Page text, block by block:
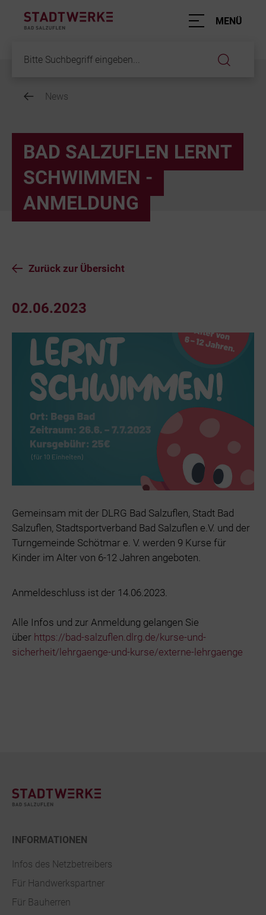
Hauptnavigation
MENÜ
News
BAD SALZUFLEN LERNT
SCHWIMMEN -
ANMELDUNG
Zurück zur Übersicht
02.06.2023
Gemeinsam mit der DLRG Bad Salzuflen, Stadt Bad
Salzuflen, Stadtsportverband Bad Salzuflen e.V. und der
Turngemeinde Schötmar e. V. werden 9 Kurse für
Kinder im Alter von 6-12 Jahren angeboten.
Anmeldeschluss ist der 14.06.2023.
Alle Infos und zur Anmeldung gelangen Sie
über https://bad-salzuflen.dlrg.de/kurse-und-
sicherheit/lehrgaenge-und-kurse/externe-lehrgaenge
INFORMATIONEN
Infos des Netzbetreibers
Für Handwerkspartner
Für Bauherren